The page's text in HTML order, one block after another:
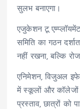
सुलभ बनाएगा।
एजुकेशन टू एम्प्लॉयमेंट
समिति का गठन
नहीं रखना, बल्कि
एनिमेशन, विजुअल
में स्कूलों और कॉलेजों
प्रस्ताव, छात्रों को